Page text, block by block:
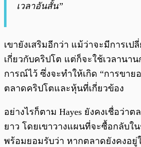
เวลาอันสั้น”
เขายังเสริมอีกว่า แม้ว่าจะมีการเป
เกี่ยวกับคริปโต แต่ก็จะใช้เวลานา
การณ์ไว้ ซึ่งจะทำให้เกิด “การขาย
ตลาดคริปโตและหุ้นที่เกี่ยวข้อง
อย่างไรก็ตาม Hayes ยังคงเชื่อว่า
ยาว โดยเขาวางแผนที่จะซื้อกลับใ
พร้อมยอมรับว่า หากตลาดยังคงอ